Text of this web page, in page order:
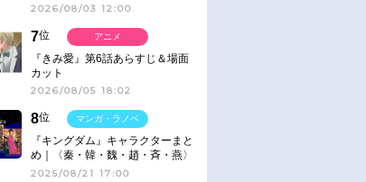
2026/08/03 12:00
7位
『きみ愛』第6話あらすじ＆場面
カット
2026/08/05 18:02
アニメ
8位
『キングダム』キャラクターまと
め｜〈秦・韓・魏・趙・斉・燕〉
2025/08/21 17:00
マンガ・ラノベ